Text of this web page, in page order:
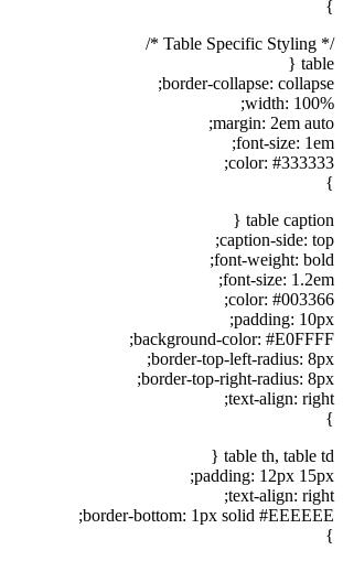
}
/* Table Specific Styling */
table {
border-collapse: collapse;
width: 100%;
margin: 2em auto;
font-size: 1em;
color: #333333;
}
table caption {
caption-side: top;
font-weight: bold;
font-size: 1.2em;
color: #003366;
padding: 10px;
background-color: #E0FFFF;
border-top-left-radius: 8px;
border-top-right-radius: 8px;
text-align: right;
}
table th, table td {
padding: 12px 15px;
text-align: right;
border-bottom: 1px solid #EEEEEE;
}